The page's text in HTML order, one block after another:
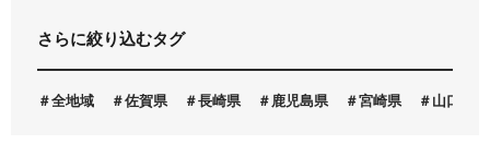
さらに絞り込むタグ
全地域 佐賀県 長崎県 鹿児島県 宮崎県 山口県